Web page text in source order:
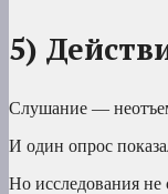
5)
Слушание —
И один опрос
Но исследования не